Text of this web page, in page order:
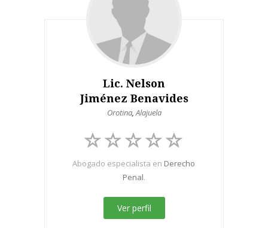
Lic. Nelson
Jiménez Benavides
Orotina,Alajuela
Abogado especialista en Derecho
Penal.
Ver perfil